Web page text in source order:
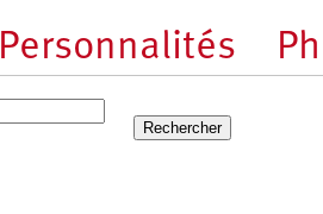
Personnalités